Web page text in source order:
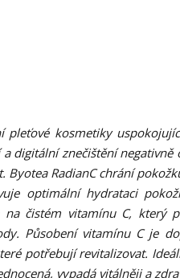
kosmetiky
digitální znečištění negativně
RadianC chrání
optimální hydrataci
čistém vitamínu C, který
Působení vitamínu C je
potřebují revitalizovat.
vypadá vitálněji a